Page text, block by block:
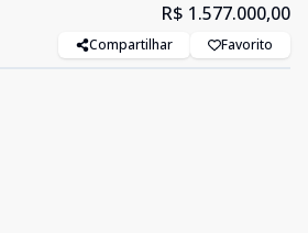
R$ 1.577.000,00
Compartilhar Favorito